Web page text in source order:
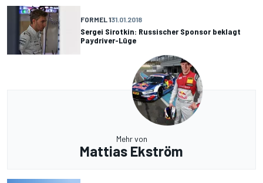
FORMEL 131.01.2018
Sergei Sirotkin: Russischer Sponsor beklagt
Paydriver-Lüge
Mehr von
Mattias Ekström